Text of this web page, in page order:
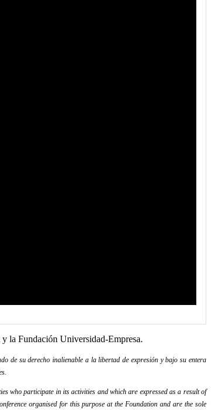
la Fundación Universidad-Empresa.
de su derecho inalienable a la libertad de expresión y bajo su entera
who participate in its activities and which are expressed as a result of
organised for this purpose at the Foundation and are the sole